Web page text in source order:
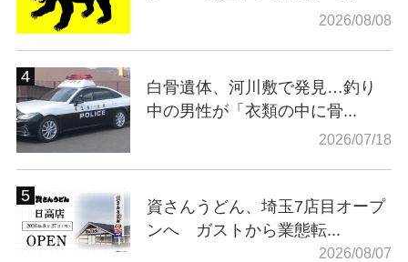
2026/08/08
白骨遺体、河川敷で発見…釣り
中の男性が「衣類の中に骨...
2026/07/18
資さんうどん、埼玉7店目オープ
ンへ ガストから業態転...
2026/08/07